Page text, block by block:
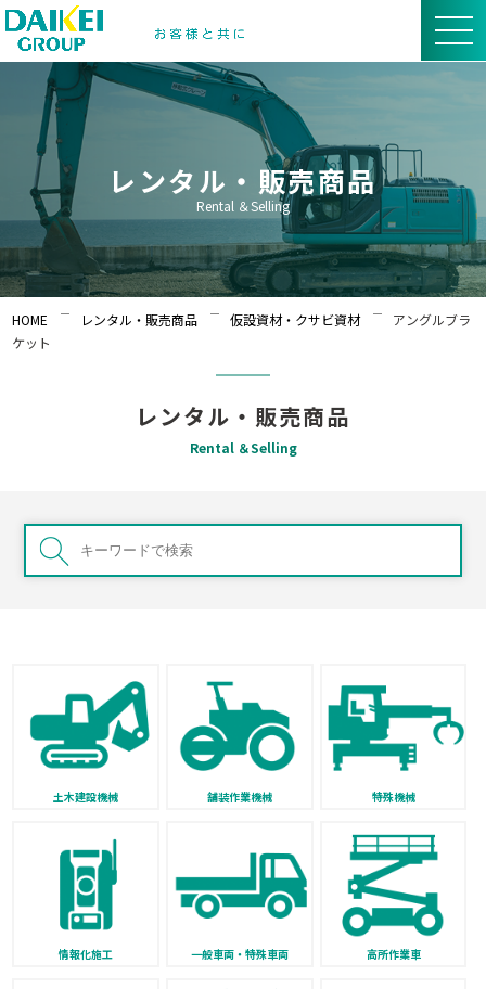
レンタル・販売商品
Rental ＆Selling
HOME レンタル・販売商品 仮設資材・クサビ資材
アングルブラ
ケット
レンタル・販売商品
Rental ＆Selling
土木建設機械 舗装作業機械 特殊機械
情報化施工 一般車両・特殊車両 高所作業車